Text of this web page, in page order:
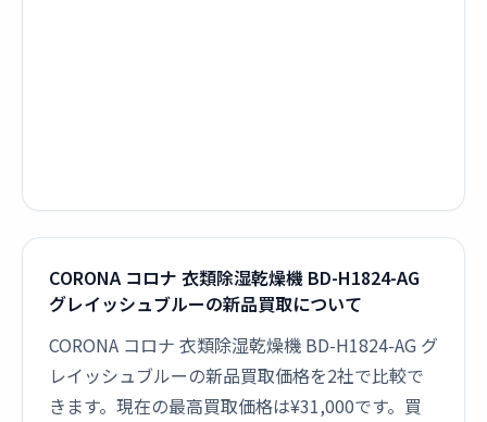
CORONA コロナ 衣類除湿乾燥機 BD-H1824-AG
グレイッシュブルーの新品買取について
CORONA コロナ 衣類除湿乾燥機 BD-H1824-AG グ
レイッシュブルーの新品買取価格を2社で比較で
きます。現在の最高買取価格は¥31,000です。買